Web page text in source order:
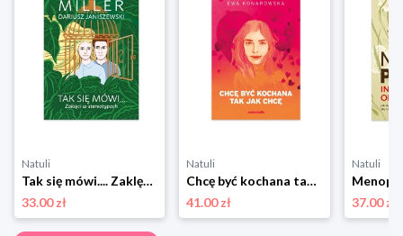
Natuli
Tak się mówi.... Zaklęci w stereotypach Zwierciadło
33.00 zł
Natuli
Chcę być kochana tak jak chcę Zwierciadło
41.00 zł
Natuli
37.00 zł